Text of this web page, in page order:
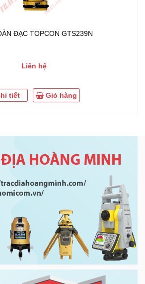
ĐẠC TOPCON GTS239N
Liên hệ
tiết Giỏ hàng